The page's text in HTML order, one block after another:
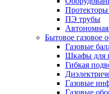
ПЭ трубы
Бытовое газовое
Газовые
Шкафы для
Гибкая
Газовые
Газовые